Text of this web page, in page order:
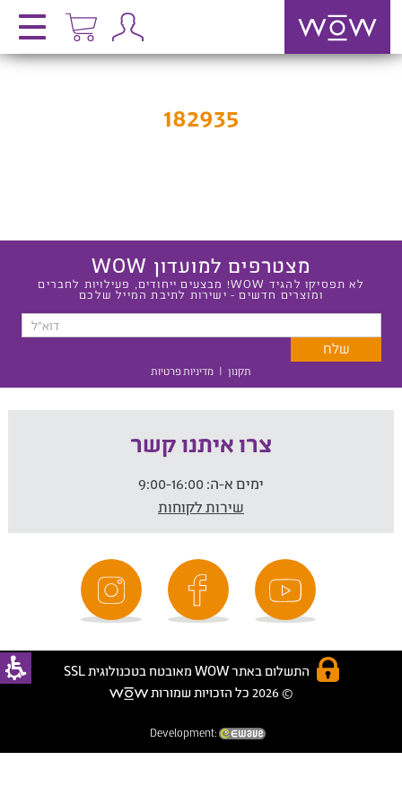
182935
מצטרפים למועדון WOW
לא תפסיקו להגיד WOW! מבצעים ייחודים, פעילויות לחברים
ומוצרים חדשים - ישירות לתיבת המייל שלכם
תקנון | מדיניות פרטיות
צרו איתנו קשר
ימים א-ה:
שירות לקוחות
התשלום באתר WOW מאובטח בטכנולוגית SSL
© 2026 כל הזכויות שמורות
Development: